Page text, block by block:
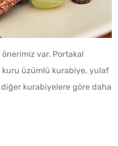
var. Portakal
kuru üzümlü kurabiye, yulaf
kurabiyelere göre daha